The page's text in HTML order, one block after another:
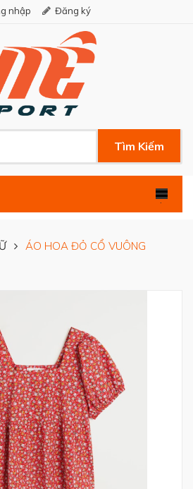
nhập Đăng ký
Tìm Kiếm
.
ÁO HOA ĐỎ CỔ VUÔNG